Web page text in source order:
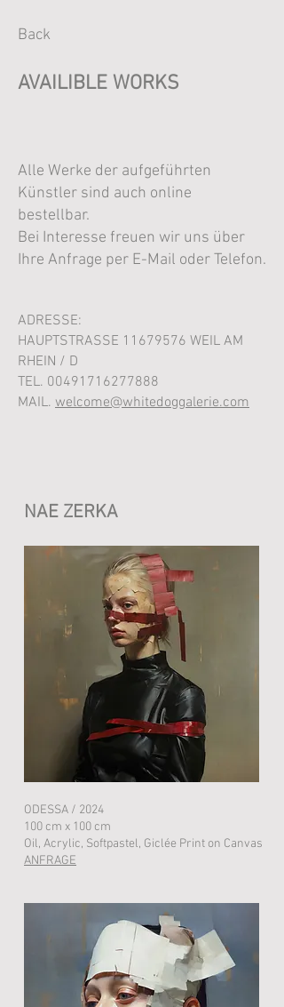
Back
AVAILIBLE WORKS
Alle Werke der aufgeführten
Künstler sind auch online
bestellbar.
Bei Interesse freuen wir uns über
Ihre Anfrage per E-Mail oder Telefon.
ADRESSE:
HAUPTSTRASSE 11679576 WEIL AM
RHEIN / D
TEL. 00491716277888
MAIL. welcome@whitedoggalerie.com
NAE ZERKA
ODESSA / 2024
100 cm x 100 cm
Oil, Acrylic, Softpastel, Giclée Print on Canvas
ANFRAGE